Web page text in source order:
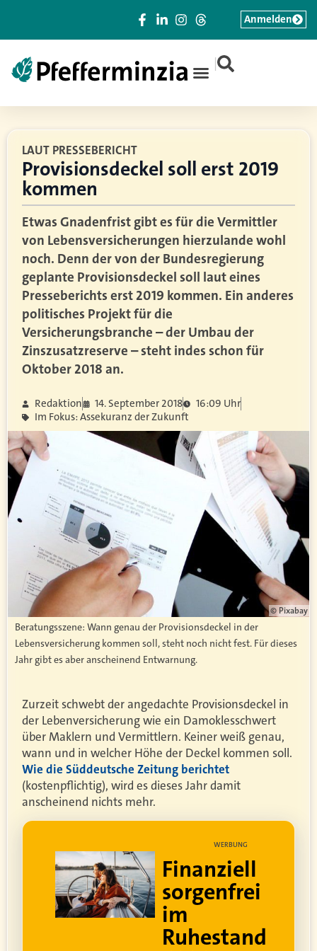
|
Anmelden
LAUT PRESSEBERICHT
Provisionsdeckel soll erst 2019
kommen
Etwas Gnadenfrist gibt es für die Vermittler
von Lebensversicherungen hierzulande wohl
noch. Denn der von der Bundesregierung
geplante Provisionsdeckel soll laut eines
Presseberichts erst 2019 kommen. Ein anderes
politisches Projekt für die
Versicherungsbranche – der Umbau der
Zinszusatzreserve – steht indes schon für
Oktober 2018 an.
Redaktion 14. September 2018
16:09 Uhr
Im Fokus: Assekuranz der Zukunft
© Pixabay
Beratungsszene: Wann genau der Provisionsdeckel in der
Lebensversicherung kommen soll, steht noch nicht fest. Für dieses
Jahr gibt es aber anscheinend Entwarnung.
Zurzeit schwebt der angedachte Provisionsdeckel in
der Lebenversicherung wie ein Damoklesschwert
über Maklern und Vermittlern. Keiner weiß genau,
wann und in welcher Höhe der Deckel kommen soll.
Wie die Süddeutsche Zeitung berichtet
(kostenpflichtig), wird es dieses Jahr damit
anscheinend nichts mehr.
WERBUNG
Lebe dein
bestes Leben
Um sorgenfrei in den
Ruhestand zu blicken,